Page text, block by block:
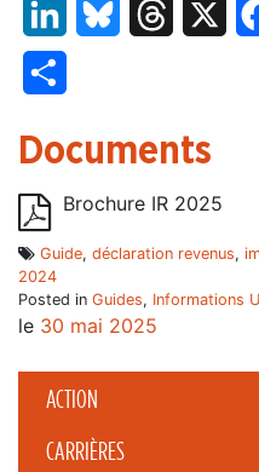
ACTION
CARRIÈRES
LinkedInBluesky Threads
Documents
Brochure IR 2025
Guide, déclaration revenus,
2024
Posted in Guides, Informations
le 30 mai 2025